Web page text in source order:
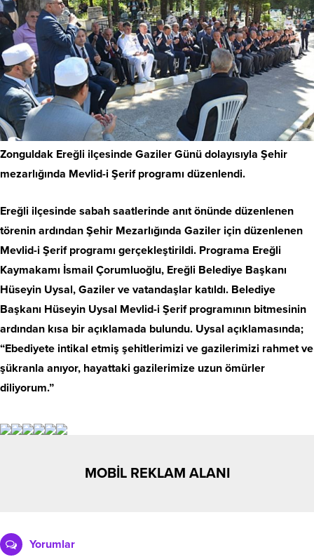
Zonguldak Ereğli ilçesinde Gaziler Günü dolayısıyla Şehir
mezarlığında Mevlid-i Şerif programı düzenlendi.
Ereğli ilçesinde sabah saatlerinde anıt önünde düzenlenen
törenin ardından Şehir Mezarlığında Gaziler için düzenlenen
Mevlid-i Şerif programı gerçekleştirildi. Programa Ereğli
Kaymakamı İsmail Çorumluoğlu, Ereğli Belediye Başkanı
Hüseyin Uysal, Gaziler ve vatandaşlar katıldı. Belediye
Başkanı Hüseyin Uysal Mevlid-i Şerif programının bitmesinin
ardından kısa bir açıklamada bulundu. Uysal açıklamasında;
“Ebediyete intikal etmiş şehitlerimizi ve gazilerimizi rahmet ve
şükranla anıyor, hayattaki gazilerimize uzun ömürler
diliyorum.”
MOBİL REKLAM ALANI
Yorumlar